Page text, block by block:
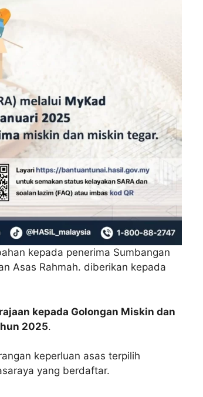
kepada penerima Sumbangan
Asas Rahmah. diberikan kepada
kepada Golongan Miskin dan
2025.
keperluan asas terpilih
yang berdaftar.